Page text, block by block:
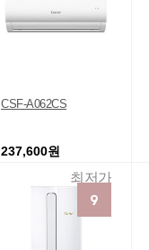
CSF-A062CS
237,600원
최저가